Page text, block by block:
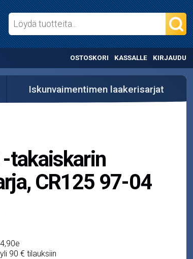
OSTOSKORI KASSALLE KIRJAUDU
Iskunvaimentimen laakerisarjat
takaiskarin
CR125 97-04
90 € tilauksiin